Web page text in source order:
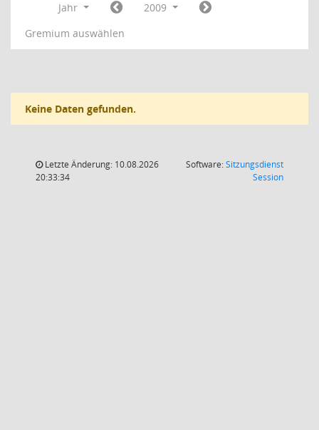
Jahr
2009
Gremium auswählen
Keine Daten gefunden.
Letzte Änderung: 10.08.2026
20:33:34
Software:Sitzungsdienst
Session(Wird in